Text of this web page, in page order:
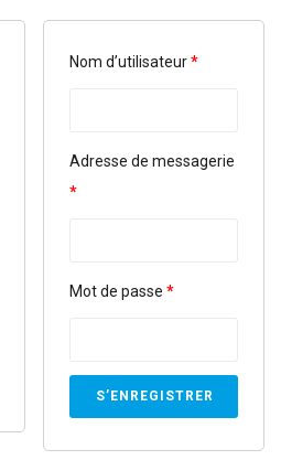
Nom d’utilisateur*
Adresse de messagerie
*
Mot de passe*